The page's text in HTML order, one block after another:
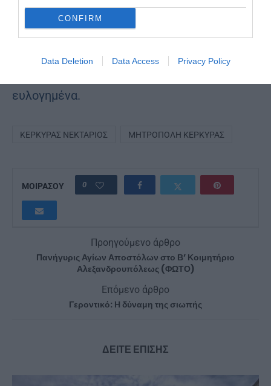
CONFIRM
Data Deletion Data Access Privacy Policy
χαρίζοντάς τους υγεία, ειρήνη και
πνευματική πρόοδο, ενώ απηύθυνε
ευλογημένα.
ΚΕΡΚΎΡΑΣ ΝΕΚΤΆΡΙΟΣ ΜΗΤΡΌΠΟΛΗ ΚΕΡΚΎΡΑΣ
ΜΟΙΡΑΣΟΥ 0
Προηγούμενο άρθρο
Πανήγυρις Αγίων Αποστόλων στο Β’ Κοιμητήριο
Αλεξανδρουπόλεως (ΦΩΤΟ)
Επόμενο άρθρο
Γεροντικό: Η δύναμη της σιωπής
ΔΕΙΤΕ ΕΠΙΣΗΣ